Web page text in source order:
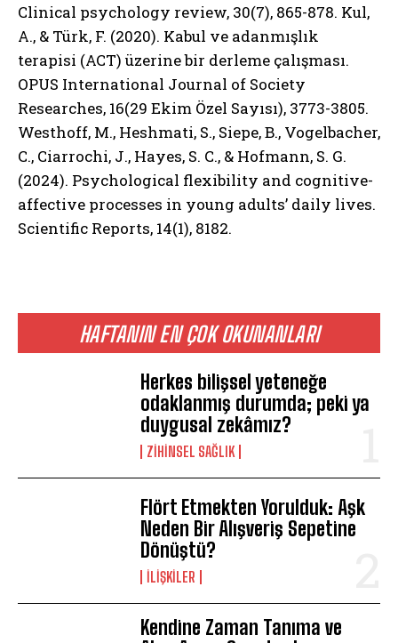
HAFTANIN EN ÇOK OKUNANLARI
Herkes bilişsel yeteneğe
odaklanmış durumda; peki ya
duygusal zekâmız?
ZIHINSEL SAĞLIK
Flört Etmekten Yorulduk: Aşk
Neden Bir Alışveriş Sepetine
Dönüştü?
İLIŞKILER
Kendine Zaman Tanıma ve
Clinical psychology review, 30(7), 865-878. Kul,
A., & Türk, F. (2020). Kabul ve adanmışlık
terapisi (ACT) üzerine bir derleme çalışması.
OPUS International Journal of Society
Researches, 16(29 Ekim Özel Sayısı), 3773-3805.
Westhoff, M., Heshmati, S., Siepe, B., Vogelbacher,
C., Ciarrochi, J., Hayes, S. C., & Hofmann, S. G.
(2024). Psychological flexibility and cognitive-
affective processes in young adults’ daily lives.
Scientific Reports, 14(1), 8182.